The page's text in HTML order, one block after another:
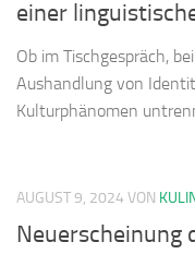
einer
Ob im Tischgespräch,
Aushandlung von
Kulturphänomen
AUGUST 9, 2024 VON
Neuerscheinung